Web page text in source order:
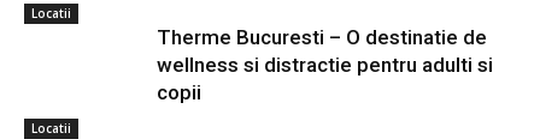
Locatii
Therme Bucuresti – O destinatie de
wellness si distractie pentru adulti si
copii
Locatii